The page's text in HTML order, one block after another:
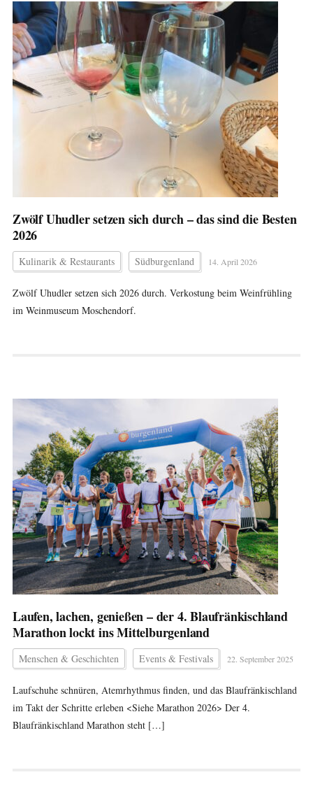
Zwölf Uhudler setzen sich durch – das sind die Besten
2026
Kulinarik & Restaurants Südburgenland 14. April 2026
Zwölf Uhudler setzen sich 2026 durch. Verkostung beim Weinfrühling
im Weinmuseum Moschendorf.
Laufen, lachen, genießen – der 4. Blaufränkischland
Marathon lockt ins Mittelburgenland
Menschen & Geschichten Events & Festivals 22. September 2025
Laufschuhe schnüren, Atemrhythmus finden, und das Blaufränkischland
im Takt der Schritte erleben <Siehe Marathon 2026> Der 4.
Blaufränkischland Marathon steht […]